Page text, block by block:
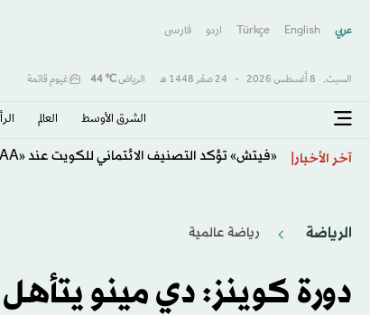
عربي English
Türkçe اردو فارسى
السبت, 8 أغسطس 2026 - 24 صفَر 1448 هـ الرياض℃
44 غيوم قاتمة
الشرق الأوسط​ العالم
آخر الأخبار
الرياضة رياضة عالمية
دورة كوينز: دي مينو يتأهل